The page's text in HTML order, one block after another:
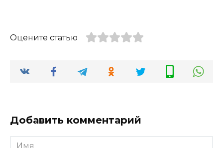
Оцените статью
Добавить комментарий
Имя